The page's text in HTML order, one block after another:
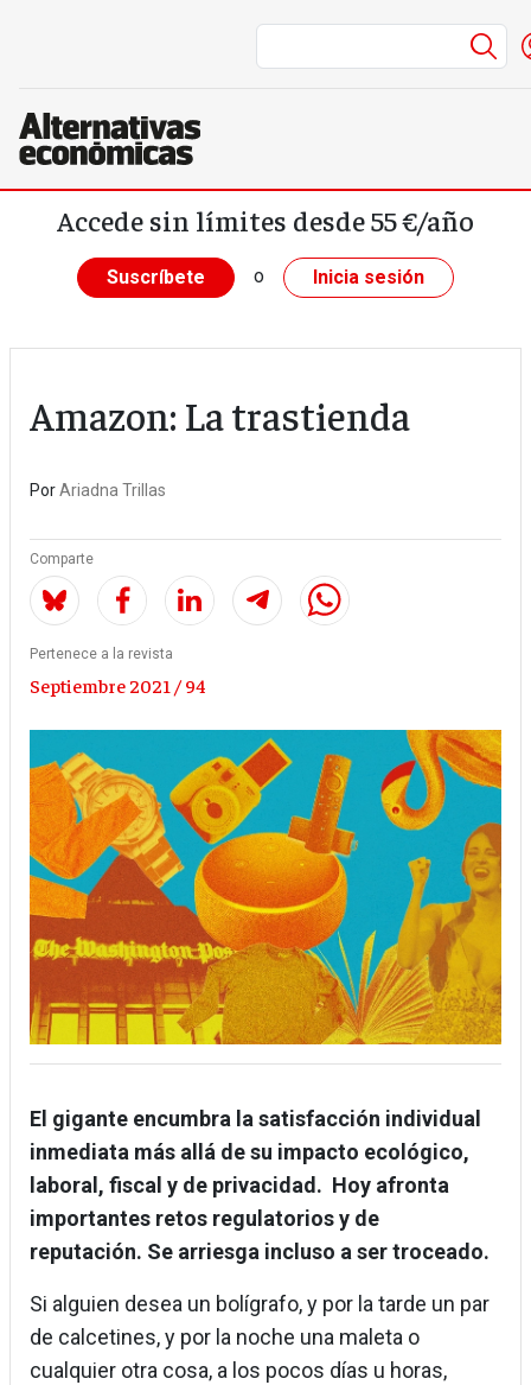
Pasar al contenido principal
Accede sin límites desde 55 €/año
Suscríbete o Inicia sesión
Amazon: La trastienda
PorAriadna Trillas
Comparte
Pertenece a la revista
Septiembre 2021 / 94
El gigante encumbra la satisfacción individual
inmediata más allá de su impacto ecológico,
laboral, fiscal y de privacidad. Hoy afronta
importantes retos regulatorios y de
reputación. Se arriesga incluso a ser troceado.
Si alguien desea un bolígrafo, y por la tarde un par
de calcetines, y por la noche una maleta o
cualquier otra cosa, a los pocos días u horas,